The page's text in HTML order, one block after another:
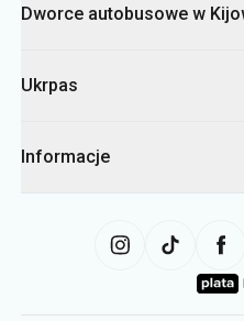
Strona internetowa wykorzystuje
szczególności w celu gromadzenia